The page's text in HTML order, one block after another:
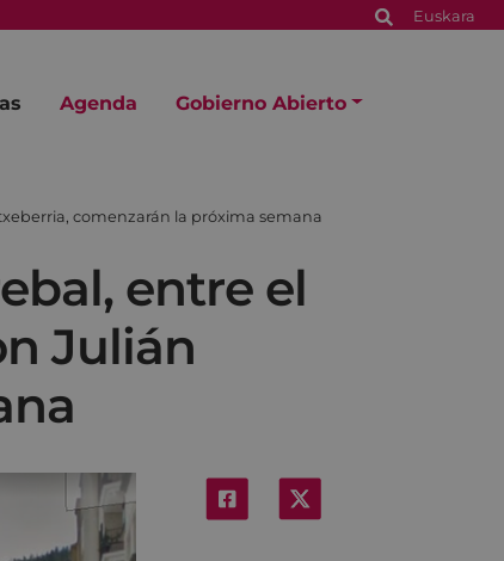
Euskara
Agenda Gobierno Abierto
comenzarán la próxima semana
entre el
Julián